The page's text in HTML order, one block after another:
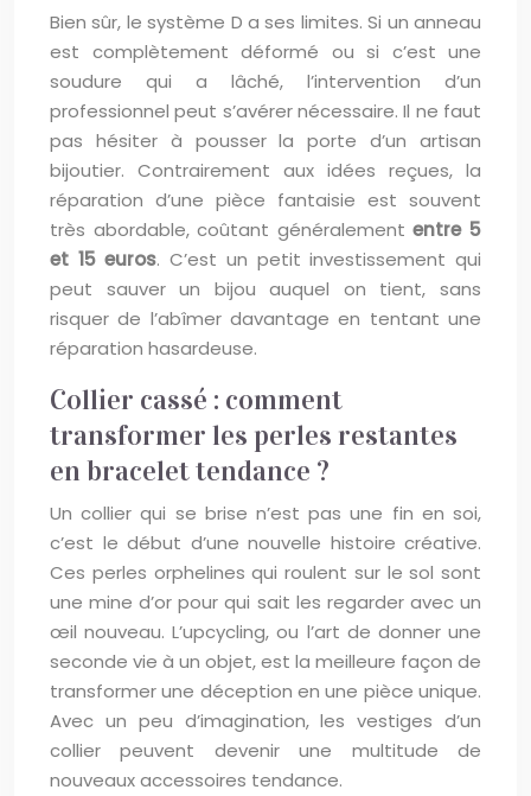
Bien sûr, le système D a ses limites. Si un anneau
est complètement déformé ou si c’est une
soudure qui a lâché, l’intervention d’un
professionnel peut s’avérer nécessaire. Il ne faut
pas hésiter à pousser la porte d’un artisan
bijoutier. Contrairement aux idées reçues, la
réparation d’une pièce fantaisie est souvent
très abordable, coûtant généralemententre 5
et 15 euros. C’est un petit investissement qui
peut sauver un bijou auquel on tient, sans
risquer de l’abîmer davantage en tentant une
réparation hasardeuse.
Collier cassé : comment
transformer les perles restantes
en bracelet tendance ?
Un collier qui se brise n’est pas une fin en soi,
c’est le début d’une nouvelle histoire créative.
Ces perles orphelines qui roulent sur le sol sont
une mine d’or pour qui sait les regarder avec un
œil nouveau. L’upcycling, ou l’art de donner une
seconde vie à un objet, est la meilleure façon de
transformer une déception en une pièce unique.
Avec un peu d’imagination, les vestiges d’un
collier peuvent devenir une multitude de
nouveaux accessoires tendance.